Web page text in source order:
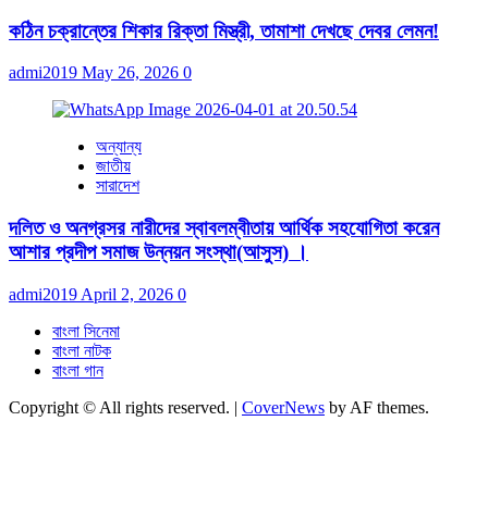
কঠিন চক্রান্তের শিকার রিক্তা মিস্ত্রী, তামাশা দেখছে দেবর লেমন!
admi2019 May 26, 2026 0
অন্যান্য
জাতীয়
সারাদেশ
দলিত ও অনগ্রসর নারীদের স্বাবলম্বীতায় আর্থিক সহযোগিতা করেন
আশার প্রদীপ সমাজ উন্নয়ন সংস্থা(আসুস) ।
admi2019 April 2, 2026 0
বাংলা সিনেমা
বাংলা নাটক
বাংলা গান
Copyright © All rights reserved. | CoverNews by AF themes.